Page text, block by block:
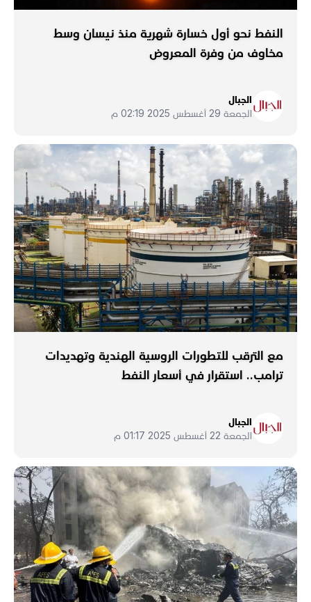
النفط نحو أول خسارة شهرية منذ نيسان وسط
مخاوف من وفرة المعروض
الجبال
الجمعة 29 أغسطس 2025 02:19 م
مع الترقب للتطورات الروسية الهندية وتهديدات
ترامب.. استقرار في أسعار النفط
الجبال
الجمعة 22 أغسطس 2025 01:17 م